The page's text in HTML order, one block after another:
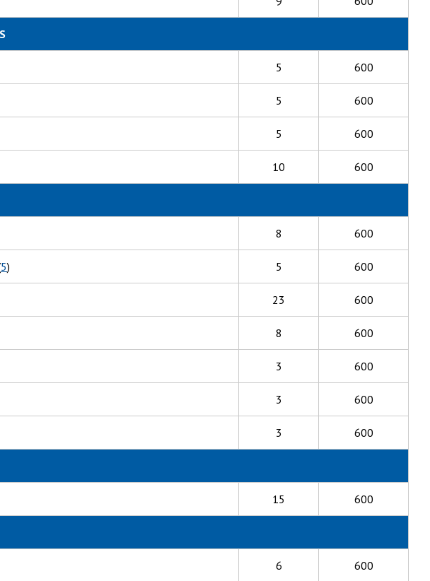
5 600
5 600
5 600
10 600
8 600
5) 5 600
23 600
8 600
3 600
3 600
3 600
15 600
6 600